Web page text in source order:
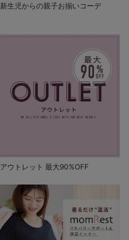
新生児からの親子お揃いコーデ
アウトレット 最大90%OFF